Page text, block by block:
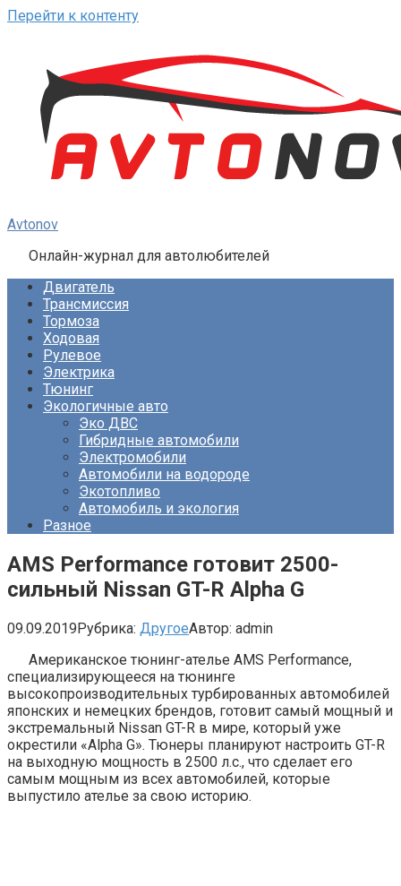
Перейти к контенту
Avtonov
Онлайн-журнал для автолюбителей
Двигатель
Трансмиссия
Тормоза
Ходовая
Рулевое
Электрика
Тюнинг
Экологичные авто
Эко ДВС
Гибридные автомобили
Электромобили
Автомобили на водороде
Экотопливо
Автомобиль и экология
Разное
AMS Performance готовит 2500-
сильный Nissan GT-R Alpha G
09.09.2019Рубрика: ДругоеАвтор: admin
Американское тюнинг-ателье AMS Performance,
специализирующееся на тюнинге
высокопроизводительных турбированных автомобилей
японских и немецких брендов, готовит самый мощный и
экстремальный Nissan GT-R в мире, который уже
окрестили «Alpha G». Тюнеры планируют настроить GT-R
на выходную мощность в 2500 л.с., что сделает его
самым мощным из всех автомобилей, которые
выпустило ателье за свою историю.